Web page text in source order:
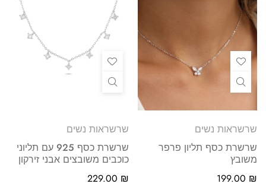
שרשראות נשים
שרשרת כסף תליון פרפר
משובץ
199.00 ₪
שרשראות נשים
שרשרת כסף 925 עם תליוני
כוכבים משובצים אבני זירקון
229.00 ₪